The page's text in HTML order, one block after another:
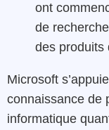
ont
de
des produits
Microsoft
connaissance de
informatique